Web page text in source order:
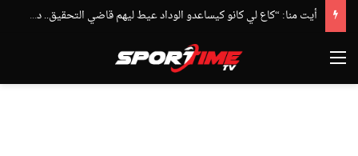
أيت منا: “كاع لي كانو كيساعدو الوداد عيط ليهم قاضي التحقيق.. دابا حتى شي واحد ما بقا باغي يعاون”
القائمة